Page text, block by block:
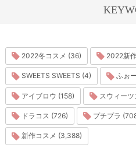
2022冬コスメ (36) 2022新
SWEETS SWEETS (4) ふぉ
アイブロウ (158) スウィーツ
ドラコス (726) プチプラ
新作コスメ (3,388)